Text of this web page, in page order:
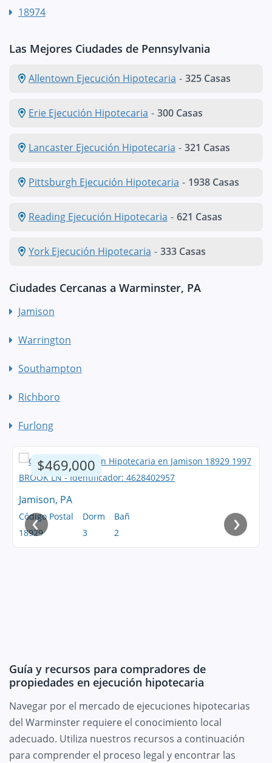
18974
Las Mejores Ciudades de Pennsylvania
Allentown Ejecución Hipotecaria - 325 Casas
Erie Ejecución Hipotecaria - 300 Casas
Lancaster Ejecución Hipotecaria - 321 Casas
Pittsburgh Ejecución Hipotecaria - 1938 Casas
Reading Ejecución Hipotecaria - 621 Casas
York Ejecución Hipotecaria - 333 Casas
Ciudades Cercanas a Warminster, PA
Jamison
Warrington
Southampton
Richboro
Furlong
$469,000
Jamison, PA
Código Postal
18929
Dorm
3
Bañ
2
‹ ›
Guía y recursos para compradores de
propiedades en ejecución hipotecaria
Navegar por el mercado de ejecuciones hipotecarias
del Warminster requiere el conocimiento local
adecuado. Utiliza nuestros recursos a continuación
para comprender el proceso legal y encontrar las